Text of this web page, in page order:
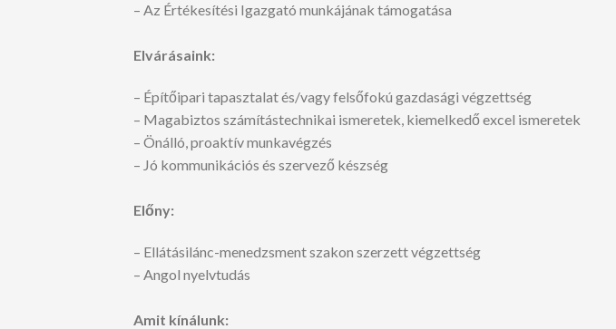
– Az Értékesítési Igazgató munkájának támogatása
Elvárásaink:
– Építőipari tapasztalat és/vagy felsőfokú gazdasági végzettség
– Magabiztos számítástechnikai ismeretek, kiemelkedő excel ismeretek
– Önálló, proaktív munkavégzés
– Jó kommunikációs és szervező készség
Előny:
– Ellátásilánc-menedzsment szakon szerzett végzettség
– Angol nyelvtudás
Amit kínálunk: